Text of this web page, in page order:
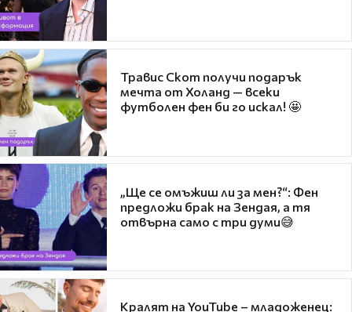
Травис Скот получи подарък
мечта от Холанд — всеки
футболен фен би го искал! 🤩
„Ще се омъжиш ли за мен?“: Фен
предложи брак на Зендая, а тя
отвърна само с три думи😅
Кралят на YouTube – младоженец: